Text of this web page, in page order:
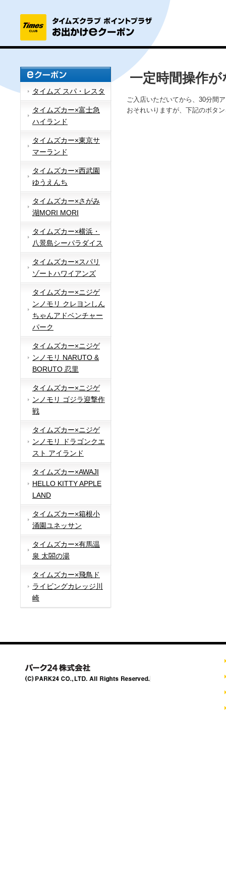
タイムズ スパ・レスタ
タイムズカー×富士急
ハイランド
タイムズカー×東京サ
マーランド
タイムズカー×西武園
ゆうえんち
タイムズカー×さがみ
湖MORI MORI
タイムズカー×横浜・
八景島シーパラダイス
タイムズカー×スパリ
ゾートハワイアンズ
タイムズカー×ニジゲ
ンノモリ クレヨンしん
ちゃんアドベンチャー
パーク
タイムズカー×ニジゲ
ンノモリ NARUTO &
BORUTO 忍里
タイムズカー×ニジゲ
ンノモリ ゴジラ迎撃作
戦
タイムズカー×ニジゲ
ンノモリ ドラゴンクエ
スト アイランド
タイムズカー×AWAJI
HELLO KITTY APPLE
LAND
タイムズカー×箱根小
涌園ユネッサン
タイムズカー×有馬温
泉 太閤の湯
タイムズカー×飛鳥ド
ライビングカレッジ川
崎
一定時間操作
ご入店いただいてから、30分間
おそれいりますが、下記のボタ